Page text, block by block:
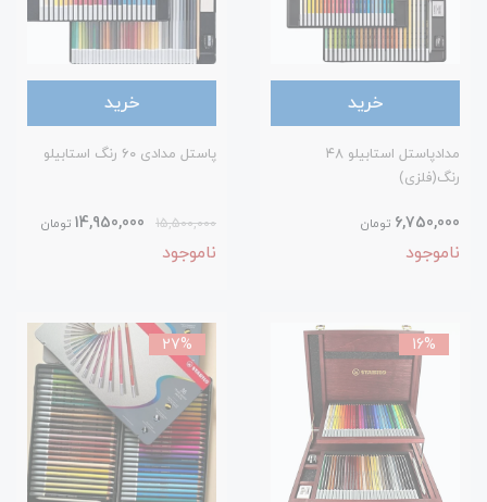
خرید
مدادپاستل استابیلو ۴۸
رنگ(فلزی)
6,750,000 تومان
ناموجود
خرید
پاستل مدادی ۶۰ رنگ استابیلو
15,500,000
14,950,000 تومان
ناموجود
16%
27%